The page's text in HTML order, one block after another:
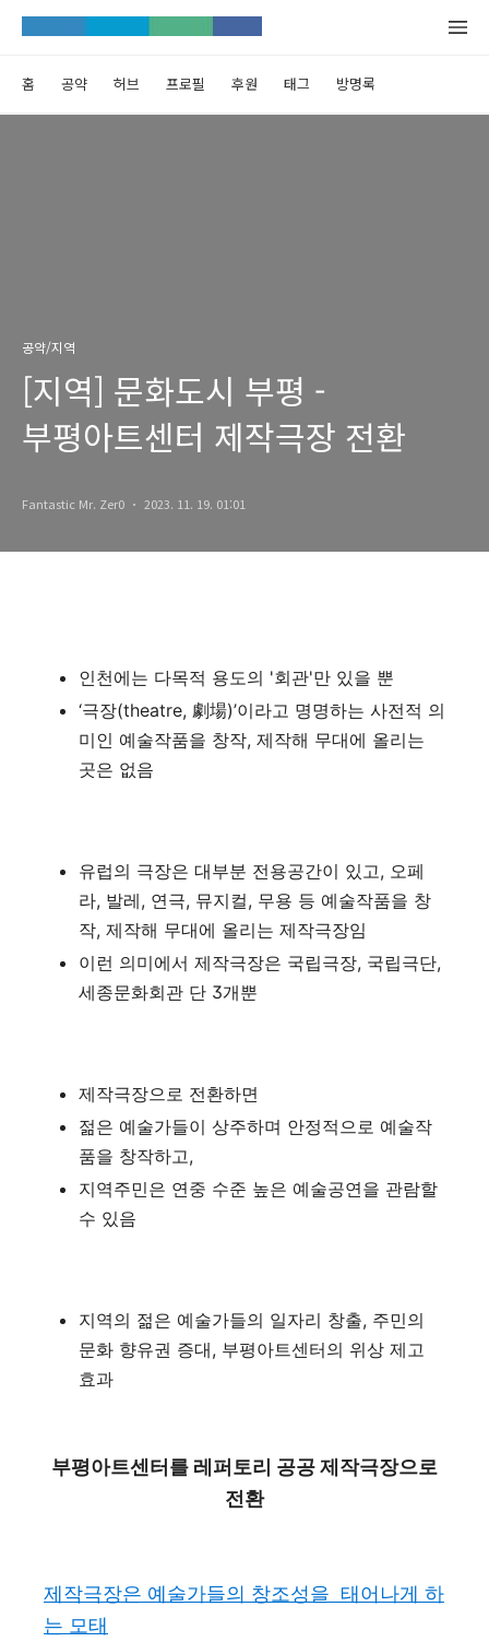
홈 공약 허브 프로필 후원 태그 방명록
공약/지역
[지역] 문화도시 부평 -
부평아트센터 제작극장 전환
Fantastic Mr. Zer0 2023. 11. 19. 01:01
인천에는 다목적 용도의 '회관'만 있을 뿐
‘극장(theatre, 劇場)’이라고 명명하는 사전적 의
미인 예술작품을 창작, 제작해 무대에 올리는
곳은 없음
유럽의 극장은 대부분 전용공간이 있고, 오페
라, 발레, 연극, 뮤지컬, 무용 등 예술작품을 창
작, 제작해 무대에 올리는 제작극장임
이런 의미에서 제작극장은 국립극장, 국립극단,
세종문화회관 단 3개뿐
제작극장으로 전환하면
젊은 예술가들이 상주하며 안정적으로 예술작
품을 창작하고,
지역주민은 연중 수준 높은 예술공연을 관람할
수 있음
지역의 젊은 예술가들의 일자리 창출, 주민의
문화 향유권 증대, 부평아트센터의 위상 제고
효과
부평아트센터를 레퍼토리 공공 제작극장으로
전환
제작극장은 예술가들의 창조성을 태어나게 하
는 모태